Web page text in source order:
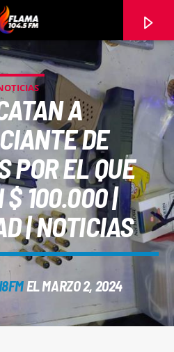
A
DE
POR EL QUE
$ 100.000 |
| NOTICIAS
EL MARZO 2, 2024